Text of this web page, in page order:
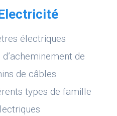
électriques
de
de câbles
types de famille